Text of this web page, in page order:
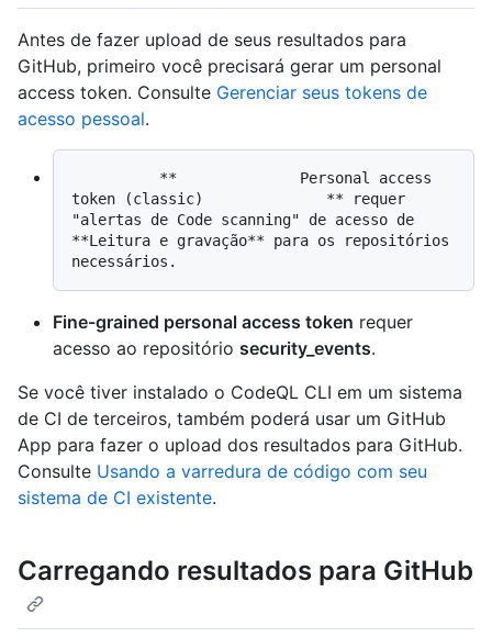
Antes de fazer upload de seus resultados para
GitHub, primeiro você precisará gerar um personal
access token. Consulte Gerenciar seus tokens de
acesso pessoal.
token (classic)              ** requer
"alertas de Code scanning" de acesso de
**Leitura e gravação** para os repositórios
Fine-grained personal access token requer
acesso ao repositório security_events.
Se você tiver instalado o CodeQL CLI em um sistema
de CI de terceiros, também poderá usar um GitHub
App para fazer o upload dos resultados para GitHub.
Consulte Usando a varredura de código com seu
sistema de CI existente.
Carregando resultados para GitHub